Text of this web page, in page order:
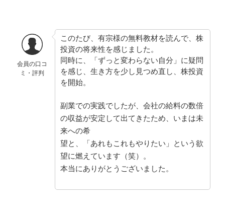
会員の口コ
ミ・評判
このたび、有宗様の無料教材を読んで、株
投資の将来性を感じました。
同時に、「ずっと変わらない自分」に疑問
を感じ、生き方を少し見つめ直し、株投資
を開始。
副業での実践でしたが、会社の給料の数倍
の収益が安定して出てきたため、いまは未
来への希
望と、「あれもこれもやりたい」という欲
望に燃えています（笑）。
本当にありがとうございました。